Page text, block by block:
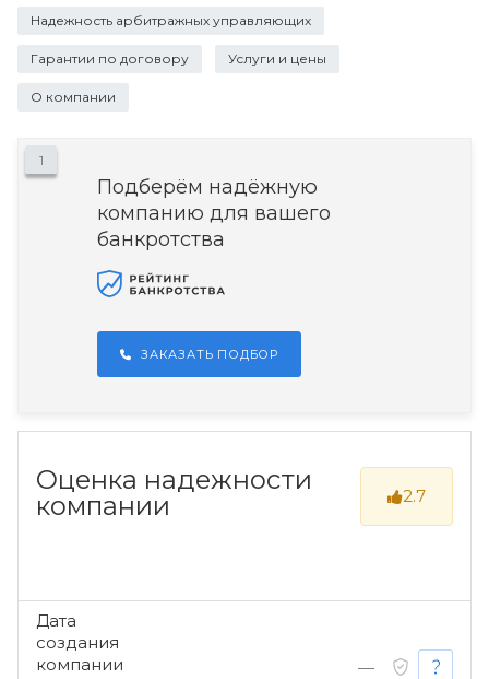
Надежность арбитражных управляющих
Гарантии по договору Услуги и цены
О компании
1
Подберём надёжную
компанию для вашего
банкротства
ЗАКАЗАТЬ ПОДБОР
Оценка надежности
компании
2.7
Дата
создания
компании
—